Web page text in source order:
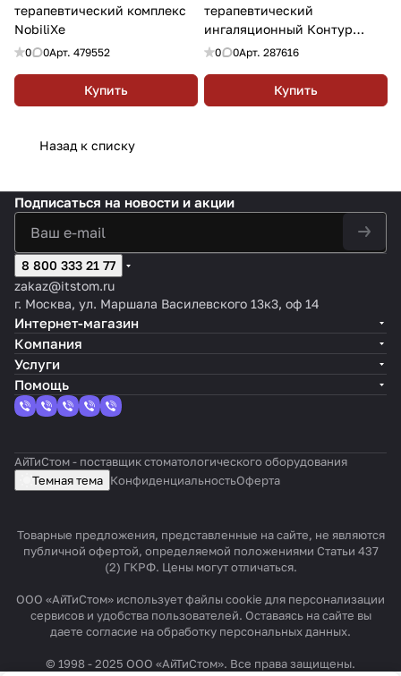
терапевтический комплекс
NobiliXe
0 0Арт. 479552
Купить
терапевтический
ингаляционный Контур
КТК-01, Россия
0 0Арт. 287616
Купить
Назад к списку
Подписаться на новости и акции
8 800 333 21 77
zakaz@itstom.ru
г. Москва, ул. Маршала Василевского 13к3, оф 14
Интернет-магазин
Компания
Услуги
Помощь
АйТиСтом - поставщик стоматологического оборудования
Темная тема КонфиденциальностьОферта
Товарные предложения, представленные на сайте, не являются
публичной офертой, определяемой положениями Статьи 437
(2) ГКРФ. Цены могут отличаться.
ООО «АйТиСтом» использует файлы cookie для персонализации
сервисов и удобства пользователей. Оставаясь на сайте вы
даете согласие на обработку персональных данных.
© 1998 - 2025 ООО «АйТиСтом». Все права защищены.